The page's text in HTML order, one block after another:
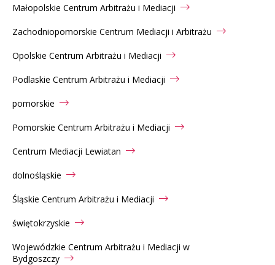
Małopolskie Centrum Arbitrażu i Mediacji
Zachodniopomorskie Centrum Mediacji i Arbitrażu
Opolskie Centrum Arbitrażu i Mediacji
Podlaskie Centrum Arbitrażu i Mediacji
pomorskie
Pomorskie Centrum Arbitrażu i Mediacji
Centrum Mediacji Lewiatan
dolnośląskie
Śląskie Centrum Arbitrażu i Mediacji
świętokrzyskie
Wojewódzkie Centrum Arbitrażu i Mediacji w
Bydgoszczy